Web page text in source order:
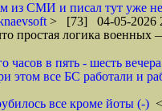
из СМИ и писал тут уже
> [73] 04-05-2026
что простая логика
часов в пять - шесть
этом все БС работали и
все кроме йоты (-)